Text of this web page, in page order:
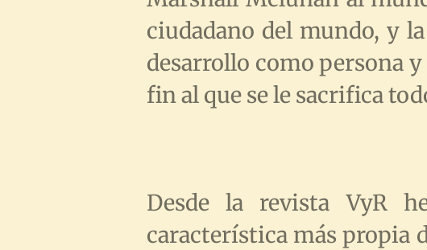
ciudadano del mundo, y
desarrollo como persona
fin al que se le sacrifica
Desde la revista VyR
característica más propia